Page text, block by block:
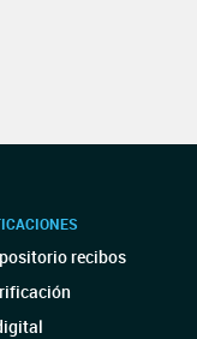
recibos